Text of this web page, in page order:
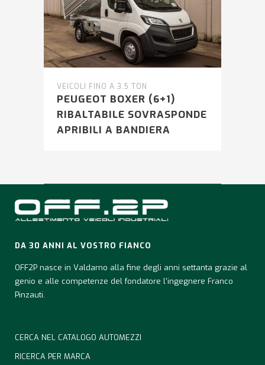
VEICOLI FINO A 3.5 TON
PEUGEOT BOXER (6+1)
RIBALTABILE SOVRASPONDE
APRIBILI A BANDIERA
DA 30 ANNI AL VOSTRO FIANCO
OFF2P nasce in Valdarno alla fine degli anni settanta grazie al
genio e alle competenze del fondatore l'ingegnere Franco
Pinzauti.
CERCA NEL CATALOGO AUTOMEZZI
RICERCA PER MARCA